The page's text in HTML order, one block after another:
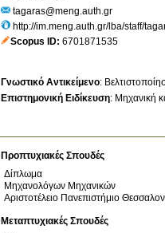
tagaras@meng.auth.gr
http://im.meng.auth.gr/lba/staff/
Scopus ID 6701871535
Γνωστικό Αντικείμενο:
Επιστημονική Ειδίκευση: Μηχανική
Προπτυχιακές Σπουδές
Δίπλωμα
Μηχανολόγων Μηχανικών
Αριστοτέλειο Πανεπιστήμιο
Μεταπτυχιακές Σπουδές